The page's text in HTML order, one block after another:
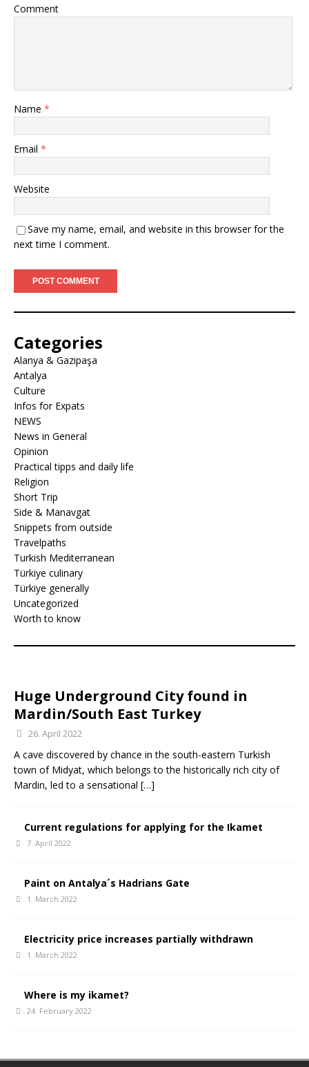
Comment
Name *
Email *
Website
Save my name, email, and website in this browser for the
next time I comment.
Categories
Alanya & Gazipaşa
Antalya
Culture
Infos for Expats
NEWS
News in General
Opinion
Practical tipps and daily life
Religion
Short Trip
Side & Manavgat
Snippets from outside
Travelpaths
Turkish Mediterranean
Türkiye culinary
Türkiye generally
Uncategorized
Worth to know
Huge Underground City found in
Mardin/South East Turkey
26. April 2022
A cave discovered by chance in the south-eastern Turkish
town of Midyat, which belongs to the historically rich city of
Mardin, led to a sensational […]
Current regulations for applying for the Ikamet
7. April 2022
Paint on Antalya´s Hadrians Gate
1. March 2022
Electricity price increases partially withdrawn
1. March 2022
Where is my ikamet?
24. February 2022